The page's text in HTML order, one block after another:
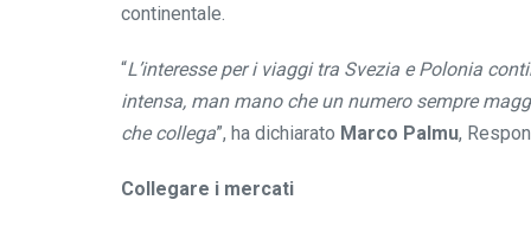
continentale.
“L’interesse per i viaggi tra Svezia e Polonia
intensa, man mano che un numero sempre
che collega”, ha dichiarato Marco Palmu,
Collegare i mercati